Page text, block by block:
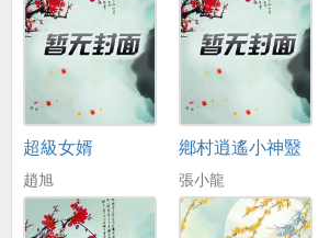
超級女婿
趙旭
鄕村逍遙小神毉
張小龍